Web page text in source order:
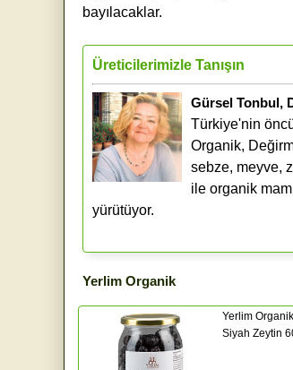
bayılacaklar.
Üreticilerimizle Tanışın
Gürsel Tonbul,
Türkiye'nin
Organik,
sebze, meyve,
ile organik
yürütüyor.
Yerlim Organik
Yerlim
Siyah Zeytin